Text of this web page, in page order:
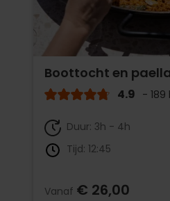
Boottocht en
4.9 - 189
Duur: 3h - 4h
Tijd: 12:45
Vanaf € 26,00